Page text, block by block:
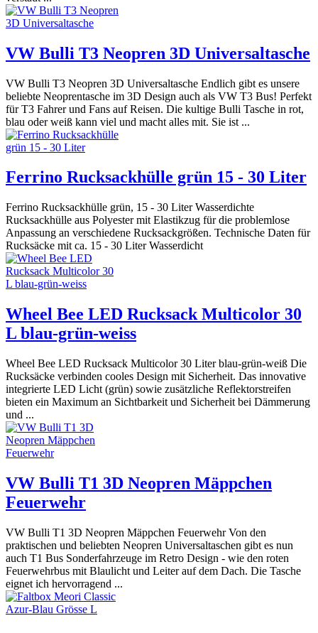
VW Bulli T3 Neopren 3D Universaltasche
VW Bulli T3 Neopren 3D Universaltasche Endlich gibt es unsere
beliebte Neoprentasche im 3D Design auch als VW T3 Bus! Perfekt
für T3 Fahrer und Fans auf Reisen. Die kultige Bulli Tasche in rot,
blau oder weiß kann viel und macht alles mit. Sie ist ...
Ferrino Rucksackhülle grün 15 - 30 Liter
Ferrino Rucksackhülle grün, 15 - 30 Liter Wasserdichte
Rucksackhülle aus Polyester mit Elastikzug für die problemlose
Anpassung an verschiedene Rucksackgrößen. Technische Daten für
Rucksäcke mit ca. 15 - 30 Liter Wasserdicht
Wheel Bee LED Rucksack Multicolor 30
L blau-grün-weiss
Wheel Bee LED Rucksack Multicolor 30 Liter blau-grün-weiß Die
Rucksäcke verbinden cooles Design mit Sicherheit. Das innovative
integrierte LED Licht (grün) sowie zusätzliche Reflektorstreifen
bieten ein Maximum an Sichtbarkeit und Sicherheit bei Dämmerung
und ...
VW Bulli T1 3D Neopren Mäppchen
Feuerwehr
VW Bulli T1 3D Neopren Mäppchen Feuerwehr Von den
praktischen und beliebten Neopren Universaltaschen gibt es nun
auch T1 Bus Sonderfahrzeuge im Retro Design - wie den roten
Feuerwehrbus mit Blaulicht und Leiter auf dem Dach. Die Tasche
eignet ich hervorragend ...